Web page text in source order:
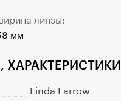
ХАРАКТЕРИСТИКИ
Linda Farrow
линзы:
мм